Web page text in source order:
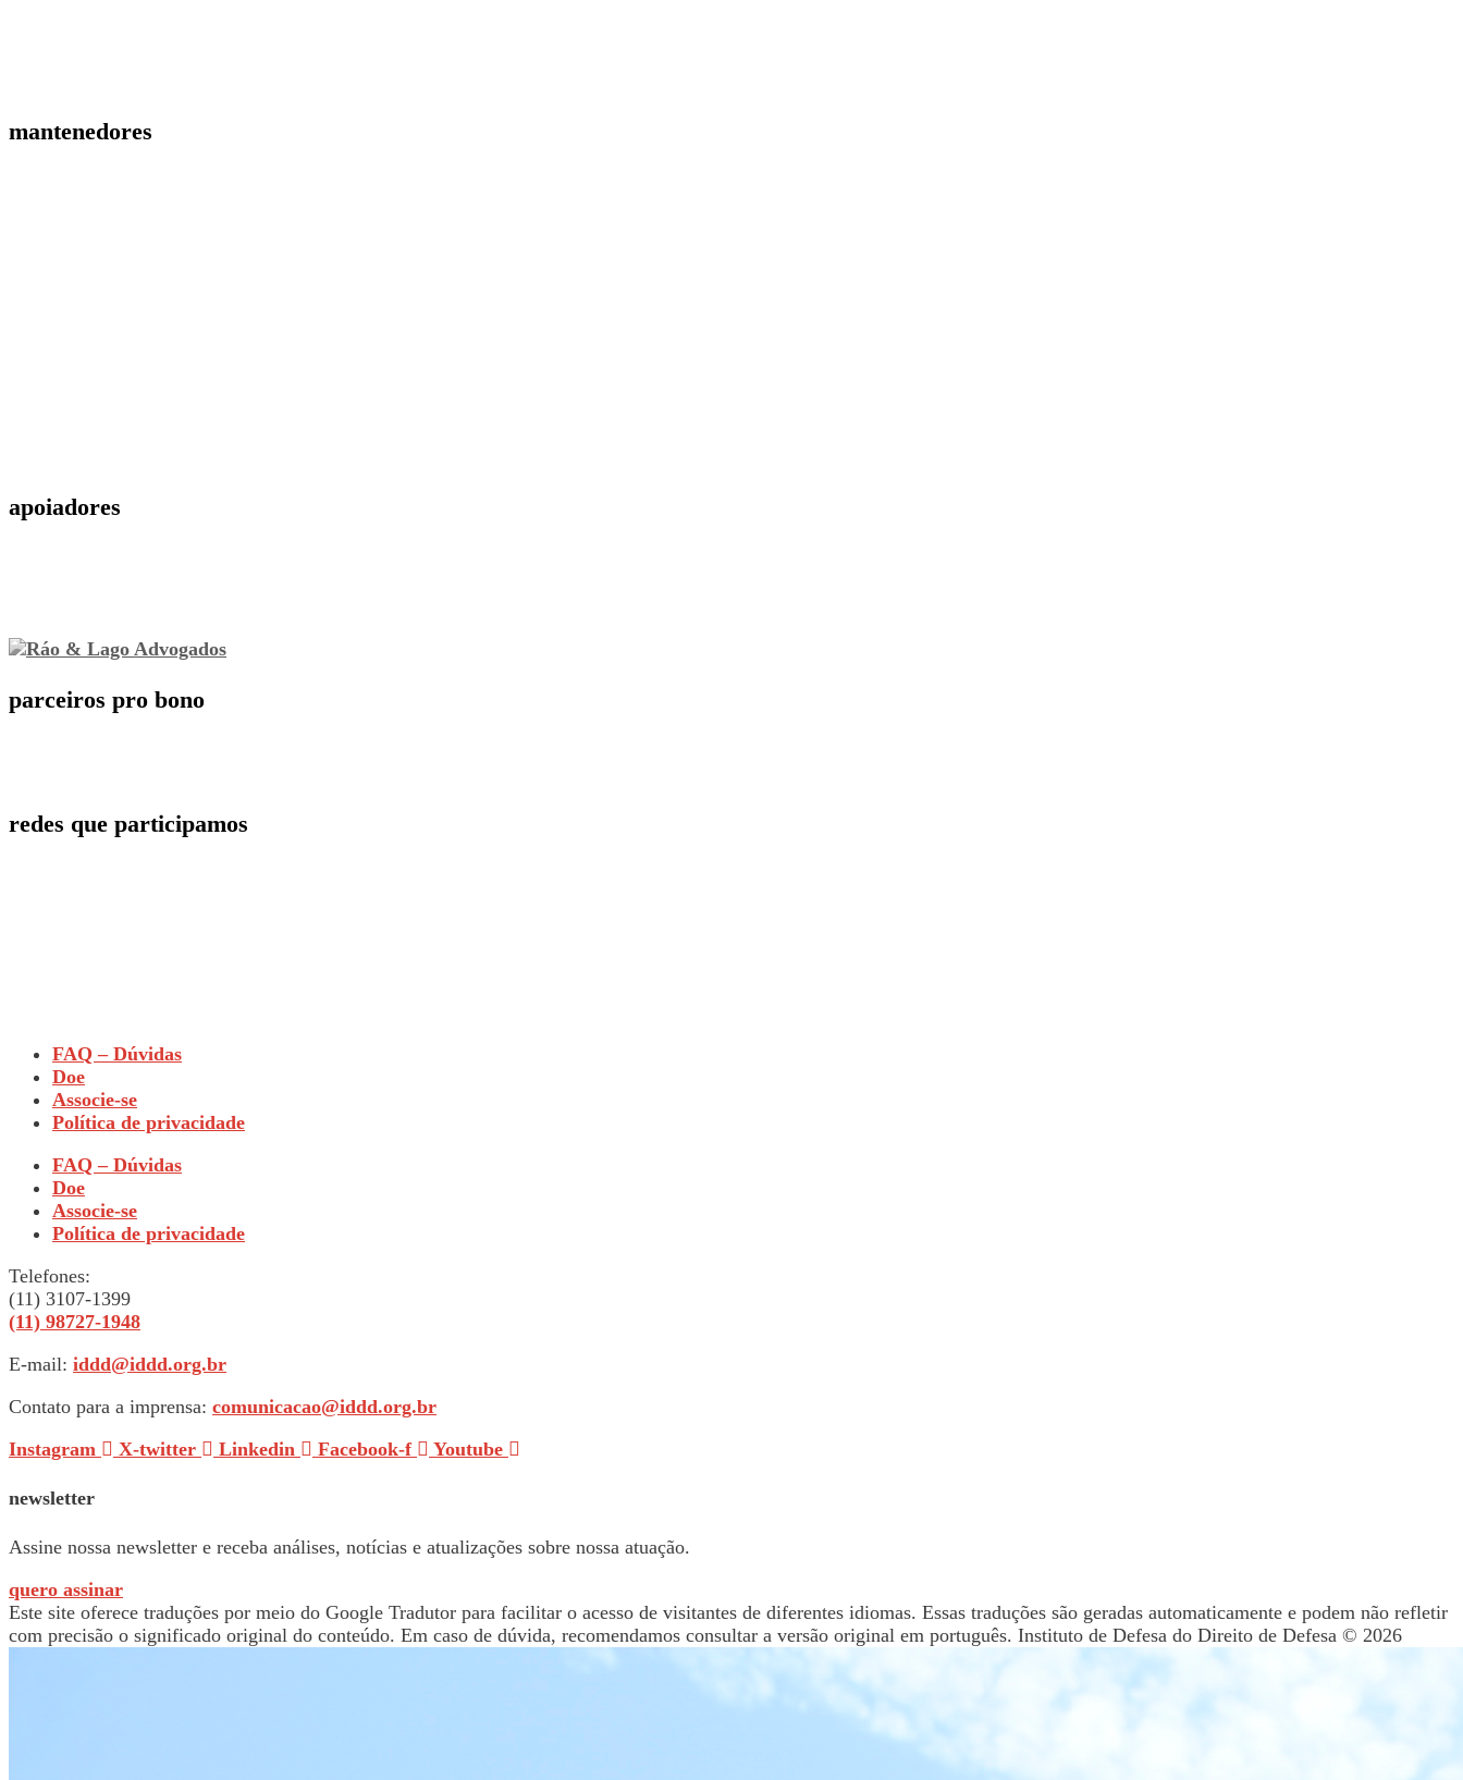
mantenedores
apoiadores
parceiros pro bono
redes que participamos
FAQ – Dúvidas
Doe
Associe-se
Política de privacidade
FAQ – Dúvidas
Doe
Associe-se
Política de privacidade
Telefones:
(11) 3107-1399
(11) 98727-1948
E-mail: iddd@iddd.org.br
Contato para a imprensa: comunicacao@iddd.org.br
Instagram
X-twitter Linkedin Facebook-f Youtube
newsletter
Assine nossa newsletter e receba análises, notícias e atualizações sobre nossa atuação.
quero assinar
Este site oferece traduções por meio do Google Tradutor para facilitar o acesso de visitantes de diferentes idiomas. Essas traduções são geradas automaticamente e podem não refletir
com precisão o significado original do conteúdo. Em caso de dúvida, recomendamos consultar a versão original em português. Instituto de Defesa do Direito de Defesa © 2026